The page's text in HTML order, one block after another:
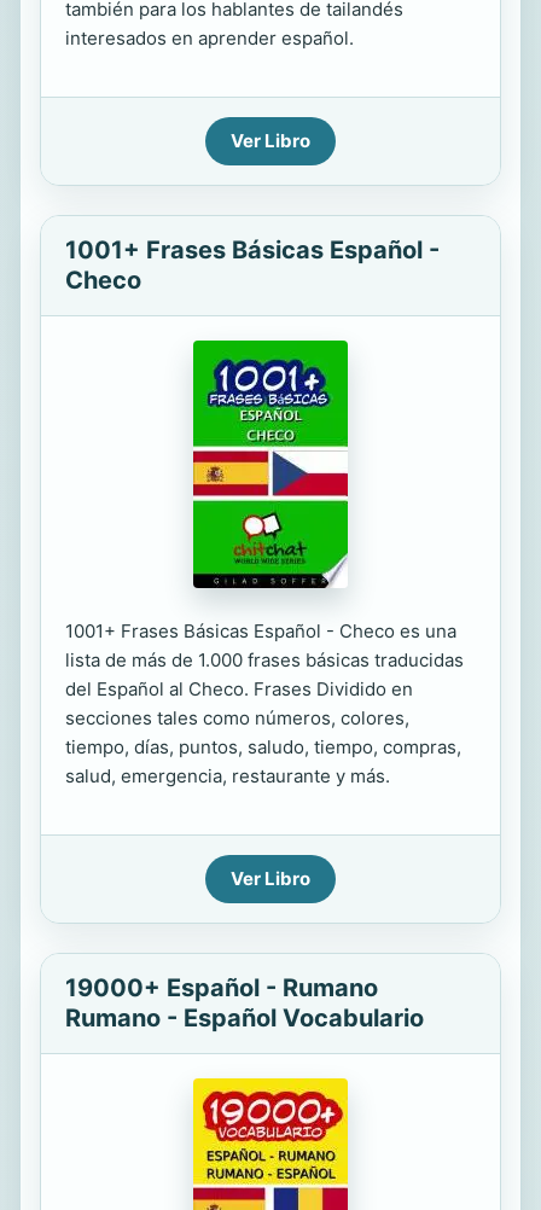
también para los hablantes de tailandés
interesados en aprender español.
Ver Libro
1001+ Frases Básicas Español -
Checo
1001+ Frases Básicas Español - Checo es una
lista de más de 1.000 frases básicas traducidas
del Español al Checo. Frases Dividido en
secciones tales como números, colores,
tiempo, días, puntos, saludo, tiempo, compras,
salud, emergencia, restaurante y más.
Ver Libro
19000+ Español - Rumano
Rumano - Español Vocabulario